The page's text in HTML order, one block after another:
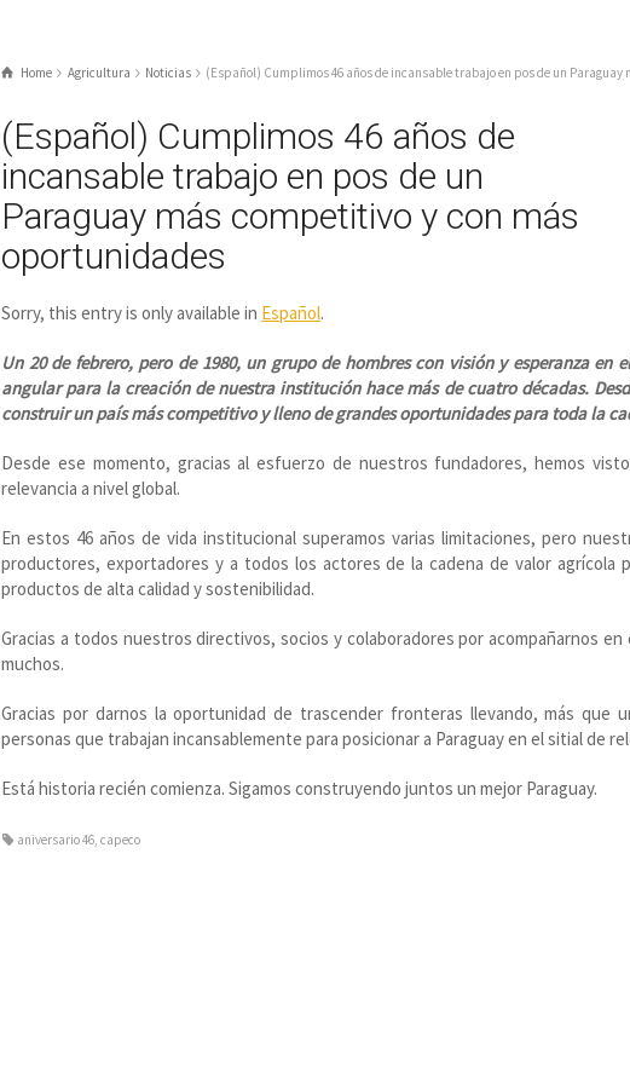
Home Agricultura Noticias (Español) Cumplimos 46 años de incansable trabajo en pos de un
(Español) Cumplimos 46 años de
incansable trabajo en pos de un
Paraguay más competitivo y con más
oportunidades
Sorry, this entry is only available in Español.
Un 20 de febrero, pero de 1980, un grupo de hombres con visión y esperanza
angular para la creación de nuestra institución hace más de cuatro décadas.
construir un país más competitivo y lleno de grandes oportunidades para toda la
Desde ese momento, gracias al esfuerzo de nuestros fundadores, hemos
relevancia a nivel global.
En estos 46 años de vida institucional superamos varias limitaciones, pero
productores, exportadores y a todos los actores de la cadena de valor agrícola
productos de alta calidad y sostenibilidad.
Gracias a todos nuestros directivos, socios y colaboradores por acompañarnos
muchos.
Gracias por darnos la oportunidad de trascender fronteras llevando, más que
personas que trabajan incansablemente para posicionar a Paraguay en el sitial de
Está historia recién comienza. Sigamos construyendo juntos un mejor Paraguay.
aniversario 46,capeco